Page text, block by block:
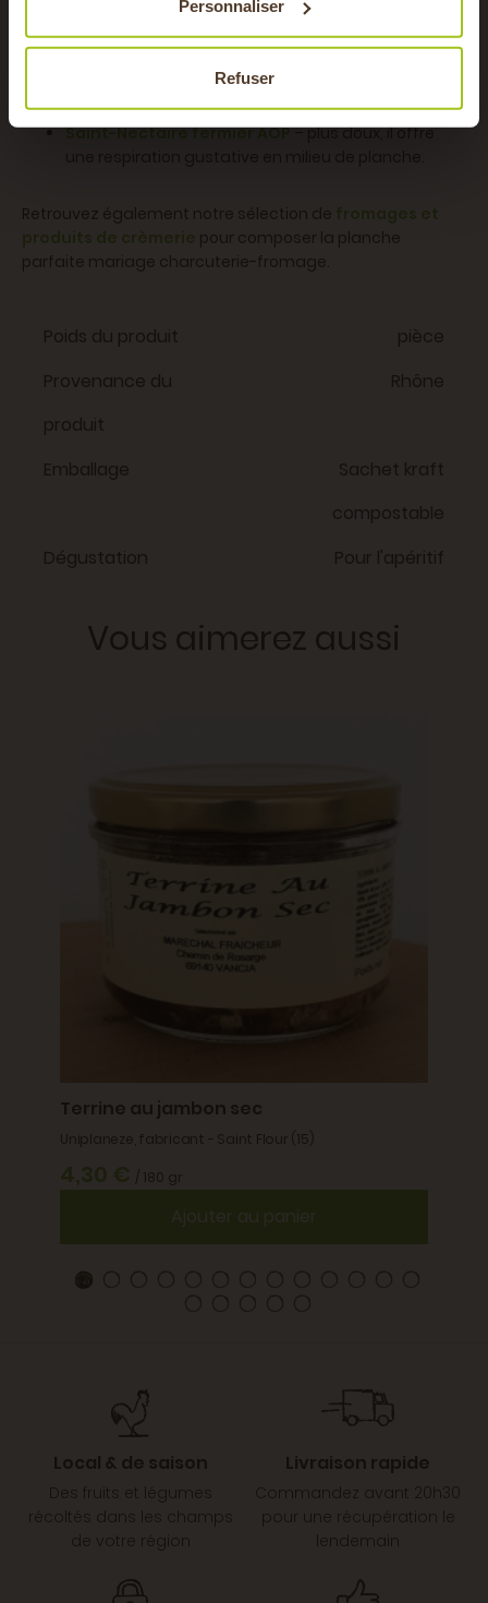
Personnaliser
Refuser
Comté Extra AOP (18–24 mois)– sa profondeur
Bleu du Vercors AOP– pour un jeu sur les nuances
bleues et affinées.
Saint-Nectaire fermier AOP– plus doux, il offre
Retrouvez également notre sélection de fromages et
produits de crèmerie pour composer la planche
parfaite mariage charcuterie-fromage.
Poids du produit
pièce
Provenance du
produit
Rhône
Emballage
Sachet kraft
compostable
Dégustation
Pour l'apéritif
Vous aimerez aussi
Terrine au jambon sec
Uniplaneze, fabricant - Saint Flour (15)
4,30 € / 180 gr
Ajouter au panier
Local & de saison
Des fruits et légumes
récoltés dans les champs
de votre région
Livraison rapide
Commandez avant 20h30
pour une récupération le
lendemain